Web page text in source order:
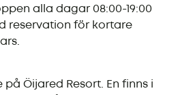
alla dagar 08:00-19:00
reservation för kortare
Öijared Resort. En finns i